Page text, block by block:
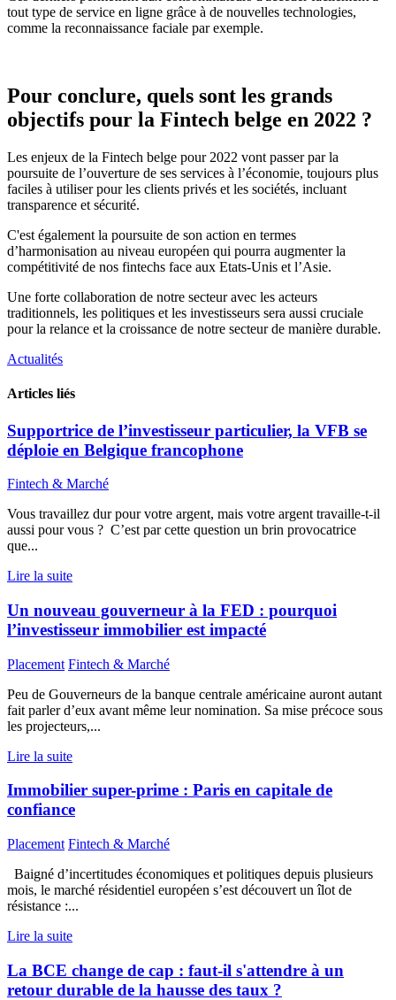
tout type de service en ligne grâce à de nouvelles technologies,
comme la reconnaissance faciale par exemple.
Pour conclure, quels sont les grands
objectifs pour la Fintech belge en 2022 ?
Les enjeux de la Fintech belge pour 2022 vont passer par la
poursuite de l’ouverture de ses services à l’économie, toujours plus
faciles à utiliser pour les clients privés et les sociétés, incluant
transparence et sécurité.
C'est également la poursuite de son action en termes
d’harmonisation au niveau européen qui pourra augmenter la
compétitivité de nos fintechs face aux Etats-Unis et l’Asie.
Une forte collaboration de notre secteur avec les acteurs
traditionnels, les politiques et les investisseurs sera aussi cruciale
pour la relance et la croissance de notre secteur de manière durable.
Actualités
Articles liés
Supportrice de l’investisseur particulier, la VFB se
déploie en Belgique francophone
Fintech & Marché
Vous travaillez dur pour votre argent, mais votre argent travaille-t-il
aussi pour vous ? C’est par cette question un brin provocatrice
que...
Lire la suite
Un nouveau gouverneur à la FED : pourquoi
l’investisseur immobilier est impacté
Placement Fintech & Marché
Peu de Gouverneurs de la banque centrale américaine auront autant
fait parler d’eux avant même leur nomination. Sa mise précoce sous
les projecteurs,...
Lire la suite
Immobilier super-prime : Paris en capitale de
confiance
Placement Fintech & Marché
Baigné d’incertitudes économiques et politiques depuis plusieurs
mois, le marché résidentiel européen s’est découvert un îlot de
résistance :...
Lire la suite
La BCE change de cap : faut-il s'attendre à un
retour durable de la hausse des taux ?